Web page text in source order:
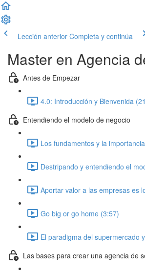
Lección anterior Completa y continúa
Master en Agencia
Antes de Empezar
4.0: Introducción y Bienvenida
Entendiendo el modelo de negocio
Los fundamentos y la
Destripando y entendiendo el
Aportar valor a las empresas es
Go big or go home (3:57)
El paradigma del supermercado
Las bases para crear una agencia de